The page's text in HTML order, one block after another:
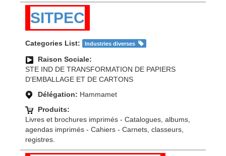
SITPEC
Categories List: Industries diverses
Raison Sociale:
STE IND DE TRANSFORMATION DE PAPIERS
D'EMBALLAGE ET DE CARTONS
Délégation: Hammamet
Produits:
Livres et brochures imprimés - Catalogues, albums,
agendas imprimés - Cahiers - Carnets, classeurs,
registres.